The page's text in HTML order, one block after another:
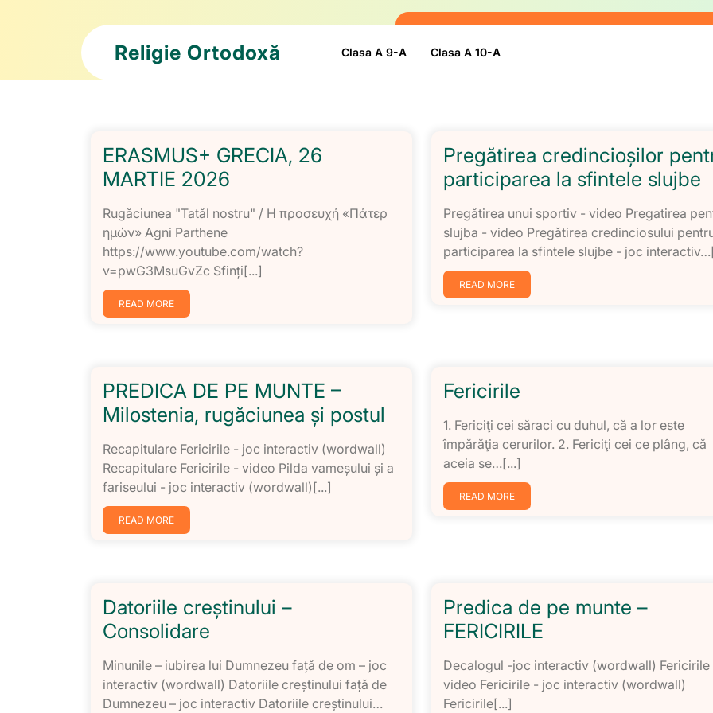
Religie Ortodoxă Clasa A 9-A Clasa A 10-A
ERASMUS+ GRECIA, 26
MARTIE 2026
Rugăciunea "Tatăl nostru" / Η προσευχή «Πάτερ
ημών» Agni Parthene
https://www.youtube.com/watch?
v=pwG3MsuGvZc Sfinți[...]
READ MORE
Pregătirea credincioșilor
participarea la sfintele slujbe
Pregătirea unui sportiv - video Pregatirea
slujba - video Pregătirea credinciosului
participarea la sfintele slujbe - joc
READ MORE
PREDICA DE PE MUNTE –
Milostenia, rugăciunea și postul
Recapitulare Fericirile - joc interactiv (wordwall)
Recapitulare Fericirile - video Pilda vameșului și a
fariseului - joc interactiv (wordwall)[...]
READ MORE
Fericirile
1. Fericiţi cei săraci cu duhul, că a lor este
împărăţia cerurilor. 2. Fericiţi cei ce plâng, că
aceia se…[...]
READ MORE
Datoriile creștinului –
Consolidare
Minunile – iubirea lui Dumnezeu față de om – joc
interactiv (wordwall) Datoriile creștinului față de
Dumnezeu – joc interactiv Datoriile creștinului…
Predica de pe munte –
FERICIRILE
Decalogul -joc interactiv (wordwall) Fericirile
video Fericirile - joc interactiv (wordwall)
Fericirile[...]